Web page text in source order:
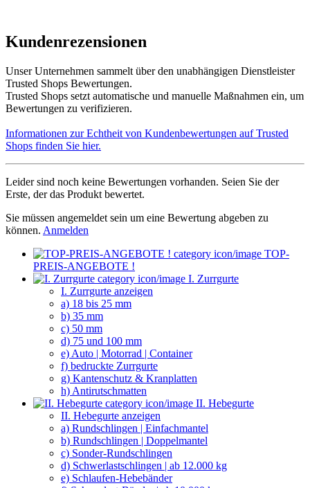
Kundenrezensionen
Unser Unternehmen sammelt über den unabhängigen Dienstleister
Trusted Shops Bewertungen.
Trusted Shops setzt automatische und manuelle Maßnahmen ein, um
Bewertungen zu verifizieren.
Informationen zur Echtheit von Kundenbewertungen auf Trusted
Shops finden Sie hier.
Leider sind noch keine Bewertungen vorhanden. Seien Sie der
Erste, der das Produkt bewertet.
Sie müssen angemeldet sein um eine Bewertung abgeben zu
können. Anmelden
TOP-
PREIS-ANGEBOTE !
I. Zurrgurte
I. Zurrgurte anzeigen
a) 18 bis 25 mm
b) 35 mm
c) 50 mm
d) 75 und 100 mm
e) Auto | Motorrad | Container
f) bedruckte Zurrgurte
g) Kantenschutz & Kranplatten
h) Antirutschmatten
II. Hebegurte
II. Hebegurte anzeigen
a) Rundschlingen | Einfachmantel
b) Rundschlingen | Doppelmantel
c) Sonder-Rundschlingen
d) Schwerlastschlingen | ab 12.000 kg
e) Schlaufen-Hebebänder